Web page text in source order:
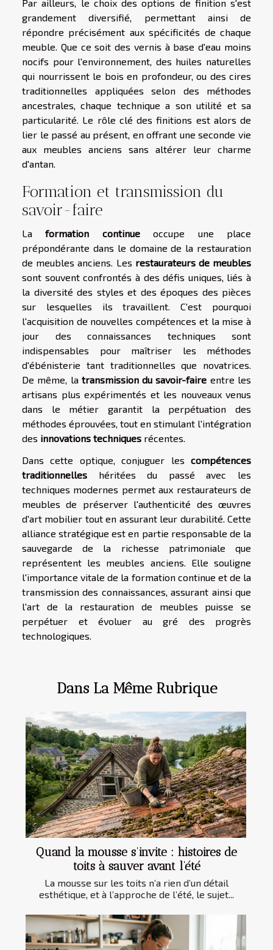
Par ailleurs, le choix des options de finition s'est
grandement diversifié, permettant ainsi de
répondre précisément aux spécificités de chaque
meuble. Que ce soit des vernis à base d'eau moins
nocifs pour l'environnement, des huiles naturelles
qui nourrissent le bois en profondeur, ou des cires
traditionnelles appliquées selon des méthodes
ancestrales, chaque technique a son utilité et sa
particularité. Le rôle clé des finitions est alors de
lier le passé au présent, en offrant une seconde vie
aux meubles anciens sans altérer leur charme
d'antan.
Formation et transmission du
savoir-faire
Laformation continueoccupe une place
prépondérante dans le domaine de la restauration
de meubles anciens. Les restaurateurs de meubles
sont souvent confrontés à des défis uniques, liés à
la diversité des styles et des époques des pièces
sur lesquelles ils travaillent. C'est pourquoi
l'acquisition de nouvelles compétences et la mise à
jour des connaissances techniques sont
indispensables pour maîtriser les méthodes
d'ébénisterie tant traditionnelles que novatrices.
De même, la transmission du savoir-faire entre les
artisans plus expérimentés et les nouveaux venus
dans le métier garantit la perpétuation des
méthodes éprouvées, tout en stimulant l'intégration
des innovations techniques récentes.
Dans cette optique, conjuguer les compétences
traditionnelles héritées du passé avec les
techniques modernes permet aux restaurateurs de
meubles de préserver l'authenticité des œuvres
d'art mobilier tout en assurant leur durabilité. Cette
alliance stratégique est en partie responsable de la
sauvegarde de la richesse patrimoniale que
représentent les meubles anciens. Elle souligne
l'importance vitale de la formation continue et de la
transmission des connaissances, assurant ainsi que
l'art de la restauration de meubles puisse se
perpétuer et évoluer au gré des progrès
technologiques.
Dans La Même Rubrique
Quand la mousse s’invite : histoires de
toits à sauver avant l’été
La mousse sur les toits n’a rien d’un détail
esthétique, et à l’approche de l’été, le sujet...